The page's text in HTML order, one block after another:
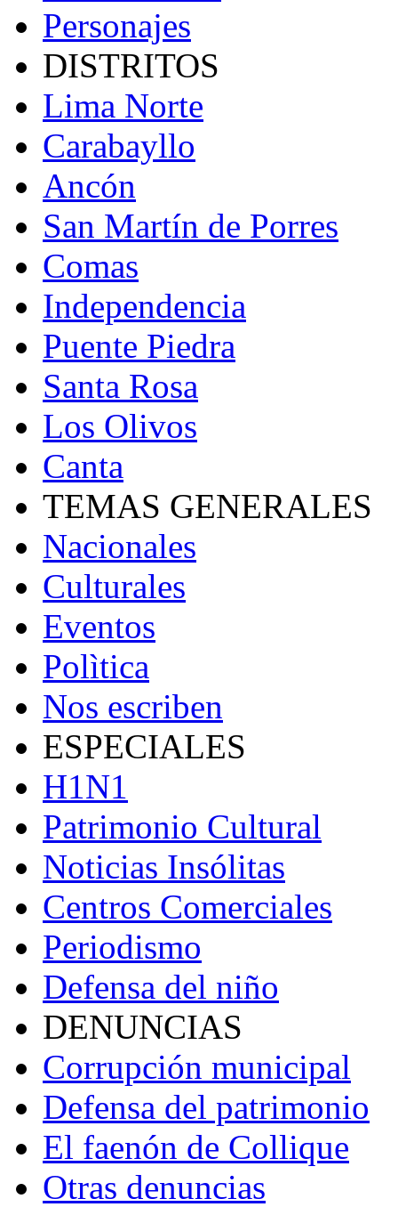
Personajes
DISTRITOS
Lima Norte
Carabayllo
Ancón
San Martín de Porres
Comas
Independencia
Puente Piedra
Santa Rosa
Los Olivos
Canta
TEMAS GENERALES
Nacionales
Culturales
Eventos
Polìtica
Nos escriben
ESPECIALES
H1N1
Patrimonio Cultural
Noticias Insólitas
Centros Comerciales
Periodismo
Defensa del niño
DENUNCIAS
Corrupción municipal
Defensa del patrimonio
El faenón de Collique
Otras denuncias